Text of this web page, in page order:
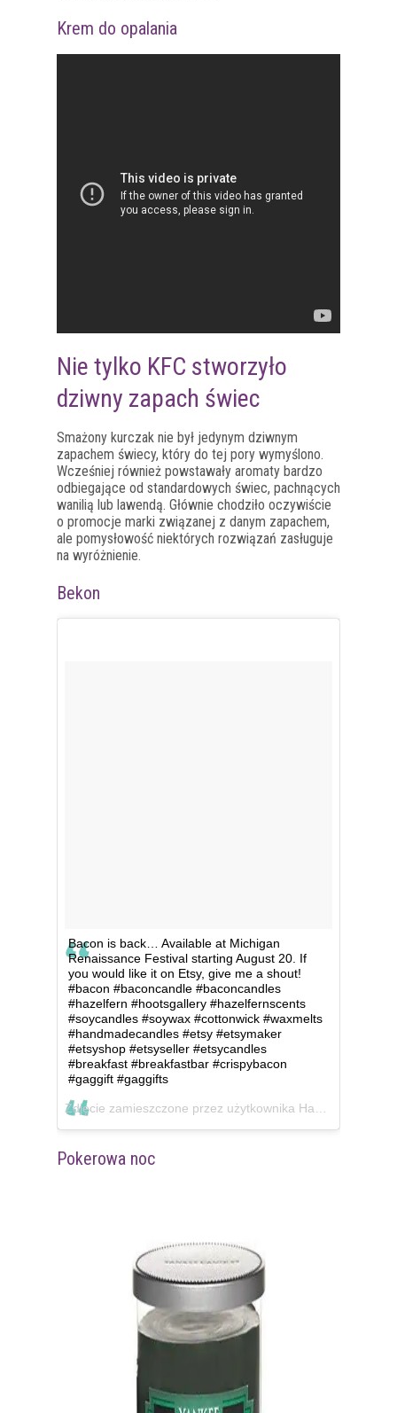
Krem do opalania
Nie tylko KFC stworzyło
dziwny zapach świec
Smażony kurczak nie był jedynym dziwnym
zapachem świecy, który do tej pory wymyślono.
Wcześniej również powstawały aromaty bardzo
odbiegające od standardowych świec, pachnących
wanilią lub lawendą. Głównie chodziło oczywiście
o promocje marki związanej z danym zapachem,
ale pomysłowość niektórych rozwiązań zasługuje
na wyróżnienie.
Bekon
Bacon is back… Available at Michigan
Renaissance Festival starting August 20. If
you would like it on Etsy, give me a shout!
#bacon #baconcandle #baconcandles
#hazelfern #hootsgallery #hazelfernscents
#soycandles #soywax #cottonwick #waxmelts
#handmadecandles #etsy #etsymaker
#etsyshop #etsyseller #etsycandles
#breakfast #breakfastbar #crispybacon
#gaggift #gaggifts
Pokerowa noc